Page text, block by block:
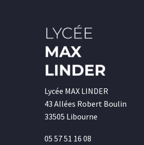
Lycée MAX LINDER
43 Allées Robert Boulin
33505 Libourne
05 57 51 16 08